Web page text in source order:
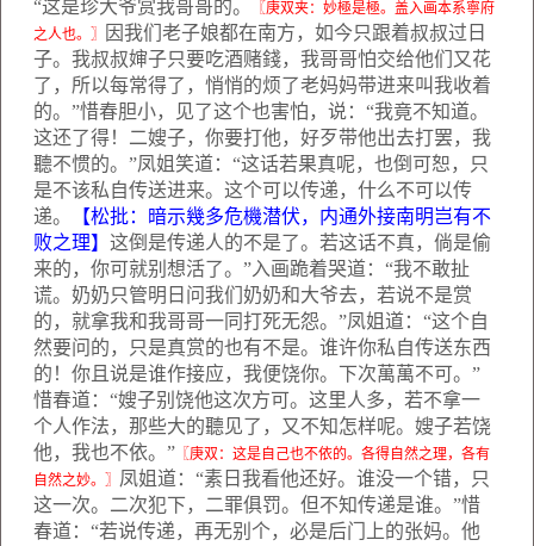
“这是珍大爷赏我哥哥的。
〖庚双夹：妙極是極。盖入画本系寧府
之人也。〗
因我们老子娘都在南方，如今只跟着叔叔过日
子。我叔叔婶子只要吃酒赌錢，我哥哥怕交给他们又花
了，所以每常得了，悄悄的烦了老妈妈带进来叫我收着
的。”惜春胆小，见了这个也害怕，说：“我竟不知道。
这还了得！二嫂子，你要打他，好歹带他出去打罢，我
聽不惯的。”凤姐笑道：“这话若果真呢，也倒可恕，只
是不该私自传送进来。这个可以传递，什么不可以传
递。
【松批：暗示幾多危機潜伏，内通外接南明岂有不
败之理】 这倒是传递人的不是了。若这话不真，倘是偷
来的，你可就别想活了。”入画跪着哭道：“我不敢扯
谎。奶奶只管明日问我们奶奶和大爷去，若说不是赏
的，就拿我和我哥哥一同打死无怨。”凤姐道：“这个自
然要问的，只是真赏的也有不是。谁许你私自传送东西
的！你且说是谁作接应，我便饶你。下次萬萬不可。”
惜春道：“嫂子别饶他这次方可。这里人多，若不拿一
个人作法，那些大的聽见了，又不知怎样呢。嫂子若饶
他，我也不依。” 〖庚双：这是自己也不依的。各得自然之理，各有
自然之妙。〗 凤姐道：“素日我看他还好。谁没一个错，只
这一次。二次犯下，二罪俱罚。但不知传递是谁。”惜
春道：“若说传递，再无别个，必是后门上的张妈。他